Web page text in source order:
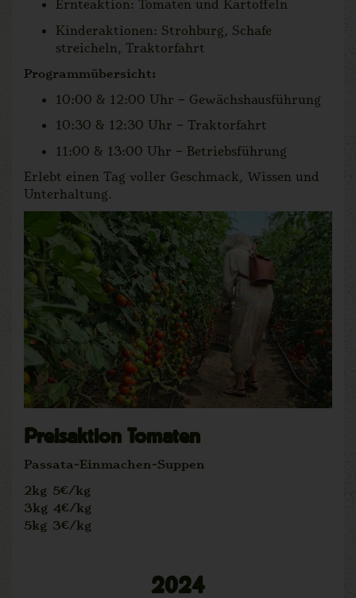
Ernteaktion: Tomaten und Kartoffeln
Kinderaktionen: Strohburg, Schafe
streicheln, Traktorfahrt
Programmübersicht:
10:00 & 12:00 Uhr – Gewächshausführung
10:30 & 12:30 Uhr – Traktorfahrt
11:00 & 13:00 Uhr – Betriebsführung
Erlebt einen Tag voller Geschmack, Wissen und
Unterhaltung.
Preisaktion Tomaten
Passata-Einmachen-Suppen
2kg 5€/kg
3kg 4€/kg
5kg 3€/kg
2024